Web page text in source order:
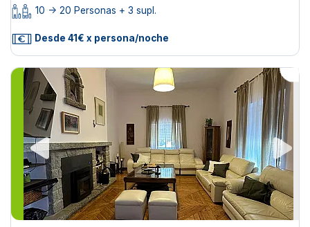
10 -> 20 Personas + 3 supl.
Desde 41€ x persona/noche